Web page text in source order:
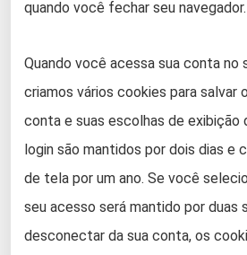
quando você fechar seu navegador.
Quando você acessa sua conta no
criamos vários cookies para salvar
conta e suas escolhas de exibição
login são mantidos por dois dias e
de tela por um ano. Se você
seu acesso será mantido por duas
desconectar da sua conta, os